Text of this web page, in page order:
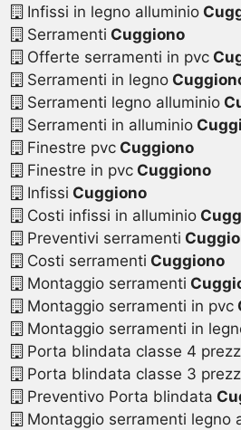
Infissi in legno alluminio
Serramenti Cuggiono
Offerte serramenti in pvc
Serramenti in legno
Serramenti legno alluminio
Serramenti in alluminio
Finestre pvcCuggiono
Finestre in pvcCuggiono
Infissi Cuggiono
Costi infissi in alluminio
Preventivi serramenti
Costi serramenti Cuggiono
Montaggio serramenti
Montaggio serramenti in pvc
Montaggio serramenti in
Porta blindata classe 4
Porta blindata classe 3
Preventivo Porta blindata
Montaggio serramenti legno